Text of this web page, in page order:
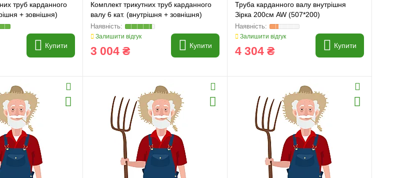
труб карданного
+ зовнішня)
Купити
Комплект трикутних труб карданного
валу 6 кат. (внутрішня + зовнішня)
45*4/54
Залишити відгук
3 004 ₴ Купити
Труба карданного валу внутрішня
Зірка 200см AW (507*200)
Залишити відгук
4 304 ₴ Купити